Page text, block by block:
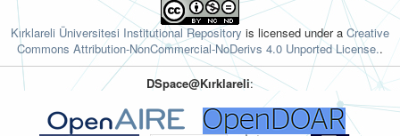
Kırklareli Üniversitesi Institutional Repository is licensed under a Creative
Commons Attribution-NonCommercial-NoDerivs 4.0 Unported License..
DSpace@Kırklareli: